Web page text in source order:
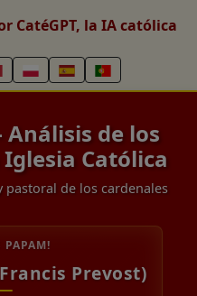
CatéGPT, la IA católica
Análisis de los
Católica
de los cardenales
PAPAM!
Prevost)